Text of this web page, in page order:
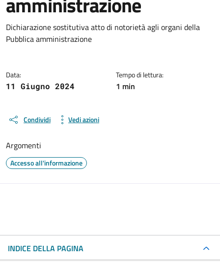
Dettagli del documento
Dichiarazione sostitutiva atto di notorietà agli organi della
Pubblica amministrazione
Data:
11 Giugno 2024
Tempo di lettura:
1 min
Condividi Vedi azioni
Argomenti
Accesso all'informazione
INDICE DELLA PAGINA